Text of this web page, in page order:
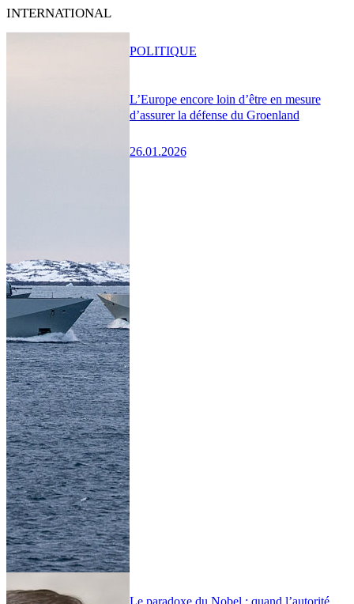
INTERNATIONAL
L’Europe encore loin d’être en mesure
d’assurer la défense du Groenland
26.01.2026
POLITIQUE
Le paradoxe du Nobel : quand l’autorité